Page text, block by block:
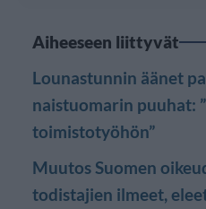
Aiheeseen liittyvät
Lounastunnin äänet
naistuomarin puuhat:
toimistotyöhön”
Muutos Suomen
todistajien ilmeet,